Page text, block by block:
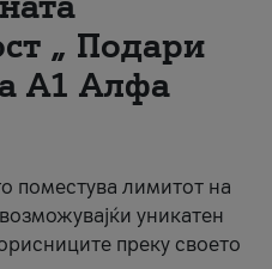
„ Подари
А1 Алфа
поместува лимитот на
уникатен
преку своето